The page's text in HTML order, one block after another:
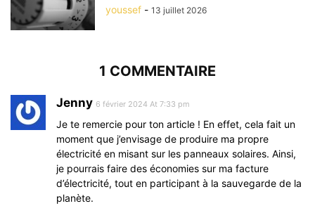
youssef - 13 juillet 2026
1 COMMENTAIRE
Jenny 6 février 2024 At 7:33 pm
Je te remercie pour ton article ! En effet, cela fait un
moment que j’envisage de produire ma propre
électricité en misant sur les panneaux solaires. Ainsi,
je pourrais faire des économies sur ma facture
d’électricité, tout en participant à la sauvegarde de la
planète.